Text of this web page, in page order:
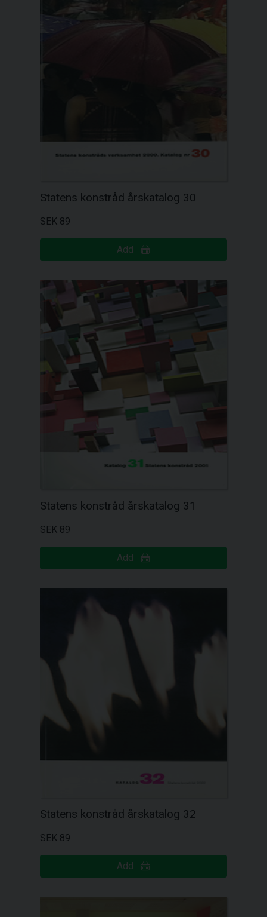
Statens konstråd årskatalog 30
SEK 89
Add
Statens konstråd årskatalog 31
SEK 89
Add
Statens konstråd årskatalog 32
SEK 89
Add